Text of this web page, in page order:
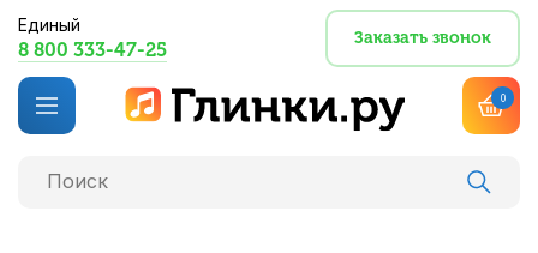
Единый
8 800 333-47-25
Заказать звонок
0